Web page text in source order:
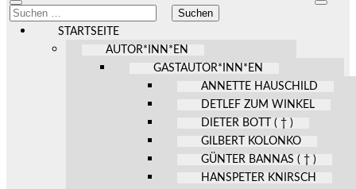
Mobile-
Menü
ein-/ausblenden
Suchen
nach:
STARTSEITE
AUTOR*INN*EN
GASTAUTOR*INN*EN
ANNETTE HAUSCHILD
DETLEF ZUM WINKEL
DIETER BOTT ( † )
GILBERT KOLONKO
GÜNTER BANNAS ( † )
HANSPETER KNIRSCH